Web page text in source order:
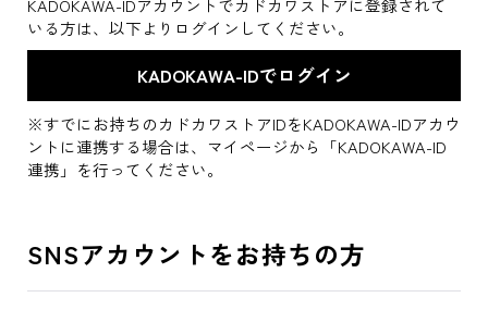
KADOKAWA-IDアカウントでカドカワストアに登録されて
いる方は、以下よりログインしてください。
※すでにお持ちのカドカワストアIDをKADOKAWA-IDアカウ
ントに連携する場合は、マイページから「KADOKAWA-ID
連携」を行ってください。
SNSアカウントをお持ちの方